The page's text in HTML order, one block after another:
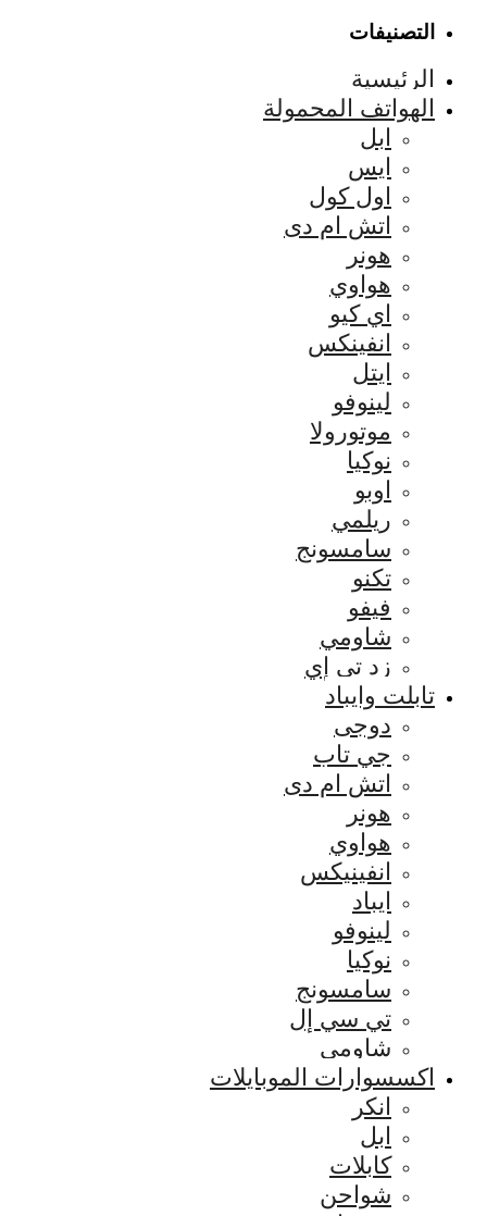
التصنيفات
الرئيسية
الهواتف المحمولة
ابل
ايس
اول كول
اتش ام دى
هونر
هواوي
اي كيو
انفينكس
ايتل
لينوفو
موتورولا
نوكيا
اوبو
ريلمي
سامسونج
تكنو
فيفو
شاومي
زد تي إي
تابلت وايباد
دوجى
جي تاب
اتش ام دى
هونر
هواوي
انفينيكس
ايباد
لينوفو
نوكيا
سامسونج
تي سي إل
شاومي
اكسسوارات الموبايلات
انكر
ابل
كابلات
شواحن